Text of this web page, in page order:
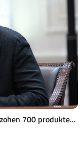
700 produkte...